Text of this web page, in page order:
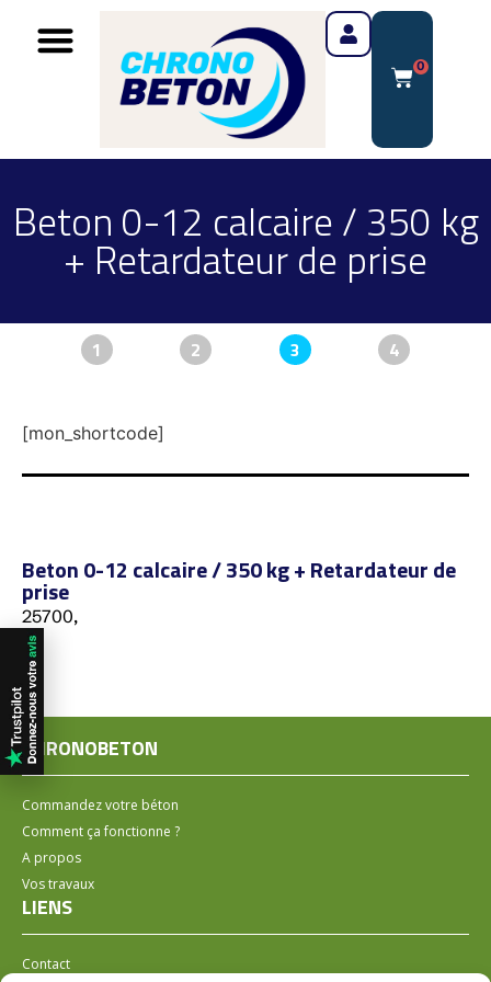
0
Beton 0-12 calcaire / 350 kg
+ Retardateur de prise
1 2 3 4
[mon_shortcode]
Beton 0-12 calcaire / 350 kg + Retardateur de
prise
25700,
CHRONOBETON
Commandez votre béton
Comment ça fonctionne ?
A propos
Vos travaux
LIENS
Contact